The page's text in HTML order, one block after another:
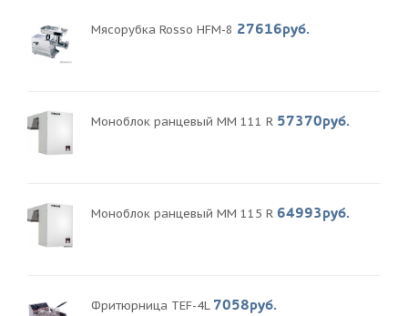
Мясорубка Rosso HFM-8 27616руб.
Моноблок ранцевый MM 111 R 57370руб.
Моноблок ранцевый MM 115 R 64993руб.
Фритюрница TEF-4L 7058руб.